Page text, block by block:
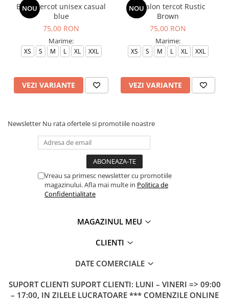
NOU
Bluza tercot unisex casual
blue
75,00 RON
Marime:
XS S M L XL XXL
VEZI VARIANTE
NOU
Pantalon tercot Rustic
Brown
75,00 RON
Marime:
XS S M L XL XXL
VEZI VARIANTE
Newsletter Nu rata ofertele si promotiile noastre
Vreau sa primesc newsletter cu promotiile
magazinului. Afla mai multe in Politica de
Confidentialitate
MAGAZINUL MEU
CLIENTI
DATE COMERCIALE
SUPORT CLIENTI SUPORT CLIENTI: LUNI – VINERI => 09:00
– 17:00, IN ZILELE LUCRATOARE *** COMENZILE ONLINE